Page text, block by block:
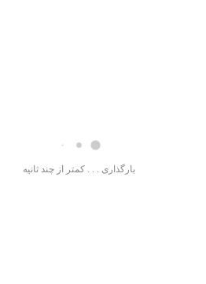
بارگذاری . . . کمتر از چند ثانیه